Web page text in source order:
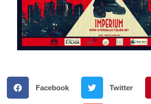
Facebook Twitter